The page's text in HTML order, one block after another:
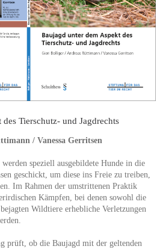
Tierschutz- und Jagdrechts
/ Vanessa Gerritsen
speziell ausgebildete Hunde in die
geschickt, um diese ins Freie zu treiben,
Im Rahmen der umstrittenen Praktik
Kämpfen, bei denen sowohl die
Wildtiere erhebliche Verletzungen
prüft, ob die Baujagd mit der geltenden